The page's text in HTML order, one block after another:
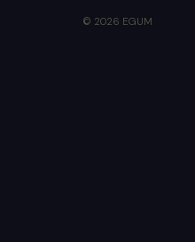
© 2026 EGUM